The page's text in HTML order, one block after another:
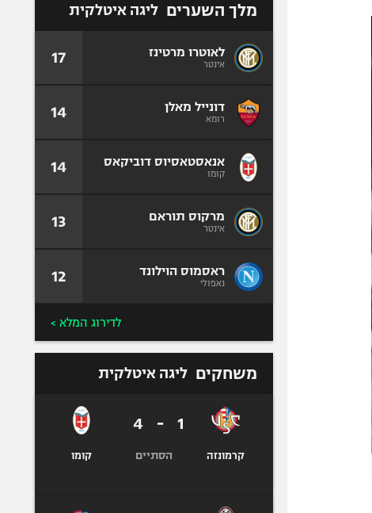
מלך השערים ליגה איטלקית
לאוטרו מרטינז
אינטר 17
דונייל מאלן
רומא 14
אנאסטאסיוס דוביקאס
קומו 14
מרקוס תוראם
אינטר 13
ראסמוס הוילונד
נאפולי 12
לדירוג המלא >
משחקים ליגה איטלקית
קרמונזה
1
-
4
הסתיים קומו